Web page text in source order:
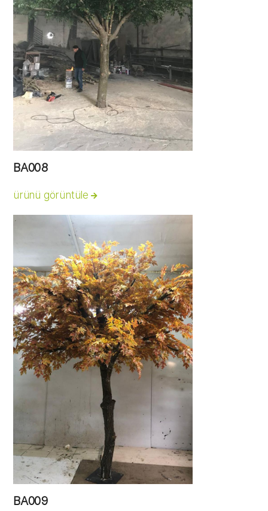
BA008
ürünü görüntüle
BA009